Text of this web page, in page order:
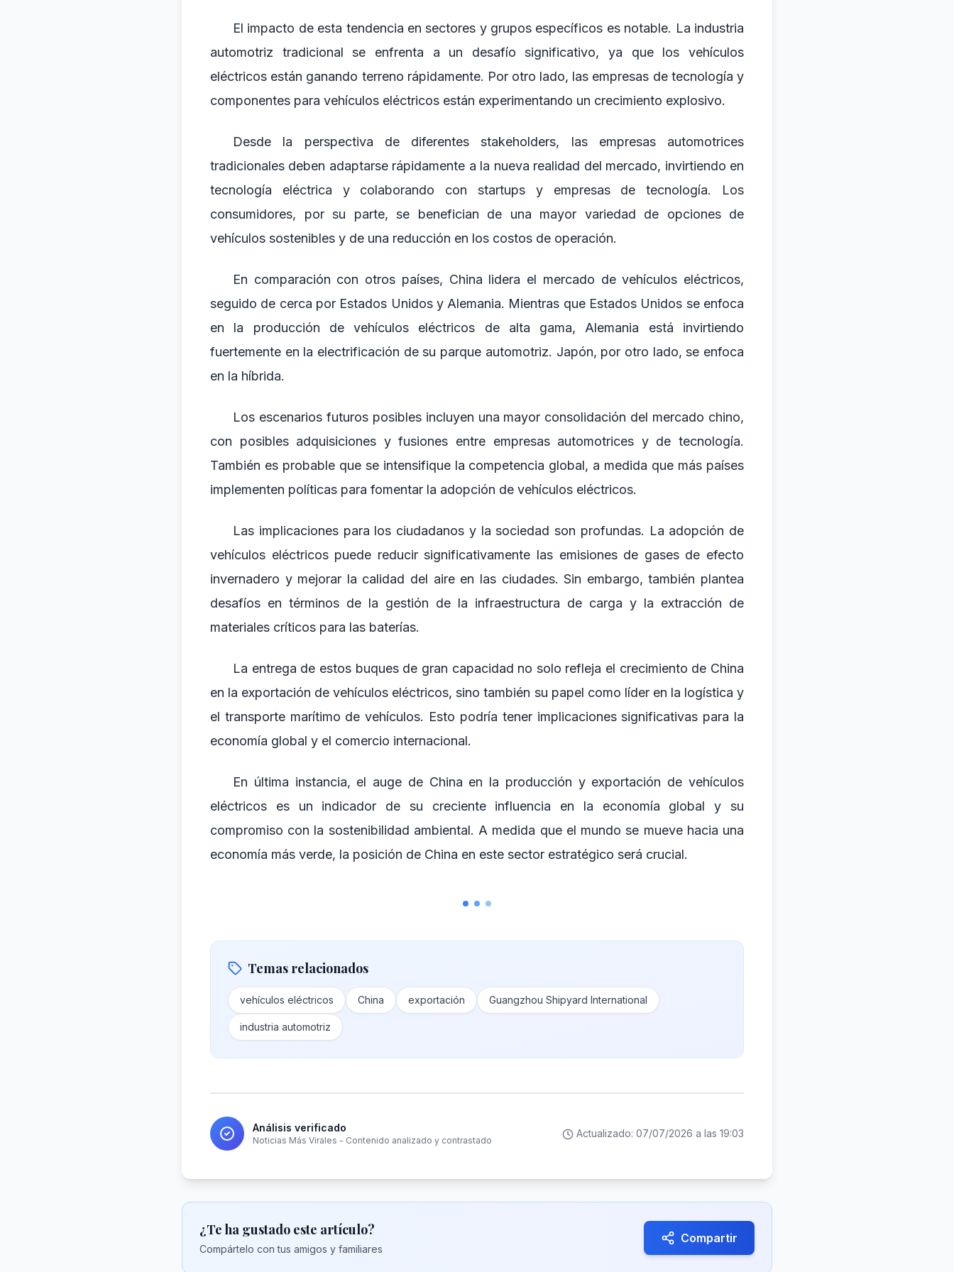
El impacto de esta tendencia en sectores y grupos específicos es notable. La industria
automotriz tradicional se enfrenta a un desafío significativo, ya que los vehículos
eléctricos están ganando terreno rápidamente. Por otro lado, las empresas de tecnología y
componentes para vehículos eléctricos están experimentando un crecimiento explosivo.
Desde la perspectiva de diferentes stakeholders, las empresas automotrices
tradicionales deben adaptarse rápidamente a la nueva realidad del mercado, invirtiendo en
tecnología eléctrica y colaborando con startups y empresas de tecnología. Los
consumidores, por su parte, se benefician de una mayor variedad de opciones de
vehículos sostenibles y de una reducción en los costos de operación.
En comparación con otros países, China lidera el mercado de vehículos eléctricos,
seguido de cerca por Estados Unidos y Alemania. Mientras que Estados Unidos se enfoca
en la producción de vehículos eléctricos de alta gama, Alemania está invirtiendo
fuertemente en la electrificación de su parque automotriz. Japón, por otro lado, se enfoca
en la híbrida.
Los escenarios futuros posibles incluyen una mayor consolidación del mercado chino,
con posibles adquisiciones y fusiones entre empresas automotrices y de tecnología.
También es probable que se intensifique la competencia global, a medida que más países
implementen políticas para fomentar la adopción de vehículos eléctricos.
Las implicaciones para los ciudadanos y la sociedad son profundas. La adopción de
vehículos eléctricos puede reducir significativamente las emisiones de gases de efecto
invernadero y mejorar la calidad del aire en las ciudades. Sin embargo, también plantea
desafíos en términos de la gestión de la infraestructura de carga y la extracción de
materiales críticos para las baterías.
La entrega de estos buques de gran capacidad no solo refleja el crecimiento de China
en la exportación de vehículos eléctricos, sino también su papel como líder en la logística y
el transporte marítimo de vehículos. Esto podría tener implicaciones significativas para la
economía global y el comercio internacional.
En última instancia, el auge de China en la producción y exportación de vehículos
eléctricos es un indicador de su creciente influencia en la economía global y su
compromiso con la sostenibilidad ambiental. A medida que el mundo se mueve hacia una
economía más verde, la posición de China en este sector estratégico será crucial.
Temas relacionados
vehículos eléctricos China exportación Guangzhou Shipyard International
industria automotriz
Análisis verificado
Noticias Más Virales - Contenido analizado y contrastado
Actualizado: 07/07/2026 a las 19:03
¿Te ha gustado este artículo?
Compártelo con tus amigos y familiares
Compartir